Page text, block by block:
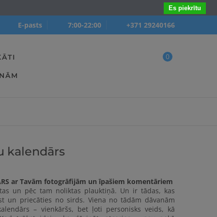
E-pasts 7:00-22:00 +371 29240166
0
kalendārs
ar Tavām fotogrāfijām un īpašiem komentāriem
un pēc tam noliktas plauktiņā. Un ir tādas, kas
un priecāties no sirds. Viena no tādām dāvanām
– vienkāršs, bet ļoti personisks veids, kā
Es piekrītu